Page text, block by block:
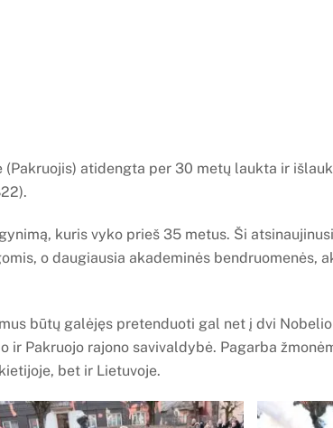
atidengta per 30 metų laukta ir
kuris vyko prieš 35 metus. Ši
o daugiausia akademinės bendruomenės,
būtų galėjęs pretenduoti gal net į dvi
Pakruojo rajono savivaldybė. Pagarba
bet ir Lietuvoje.